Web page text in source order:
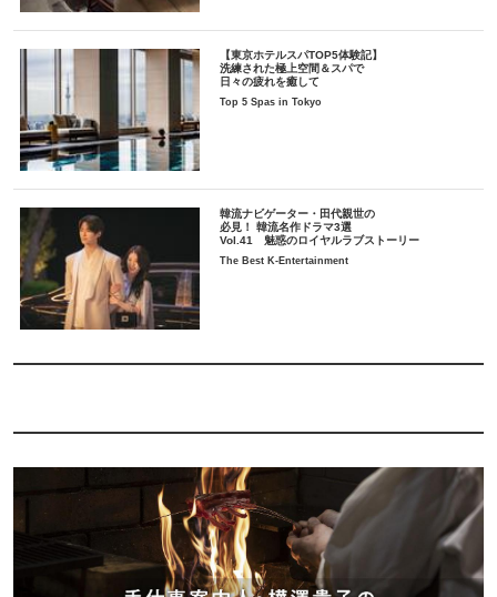
【東京ホテルスパTOP5体験記】
洗練された極上空間＆スパで
日々の疲れを癒して
Top 5 Spas in Tokyo
韓流ナビゲーター・田代親世の
必見！ 韓流名作ドラマ3選
Vol.41 魅惑のロイヤルラブストーリー
The Best K-Entertainment